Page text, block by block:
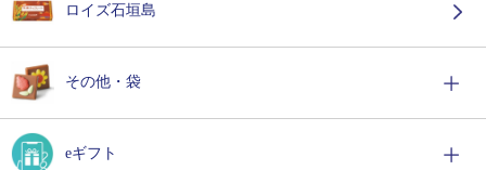
ロイズ石垣島
その他・袋
eギフト